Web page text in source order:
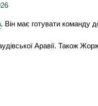
. Він має готувати команду
Аравії. Також